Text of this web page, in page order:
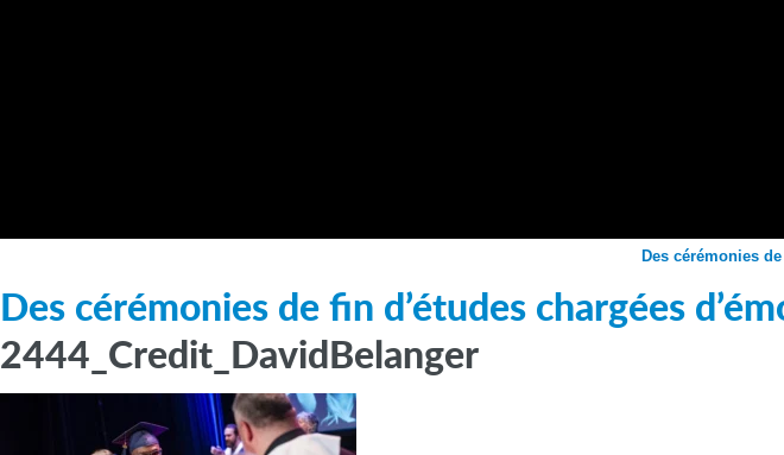
Des cérémonies
Des cérémonies de fin d’études chargées
2444_Credit_DavidBelanger